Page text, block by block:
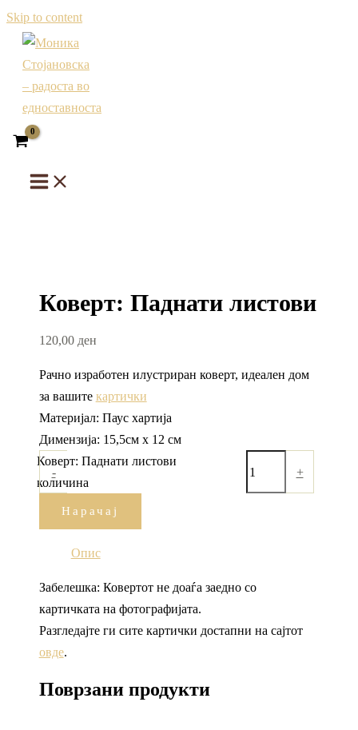
Skip to content
Коверт: Паднати листови
120,00 ден
Рачно изработен илустриран коверт, идеален дом
за вашите картички
Материјал: Паус хартија
Димензија: 15,5см x 12 см
-
Коверт: Паднати листови
количина
+
Нарачај
Опис
Забелешка: Ковертот не доаѓа заедно со
картичката на фотографијата.
Разгледајте ги сите картички достапни на сајтот
овде.
Поврзани продукти